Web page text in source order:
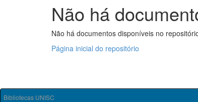
Não há
Não há documentos disponíveis no
Página inicial do repositório
Bibliotecas UNISC